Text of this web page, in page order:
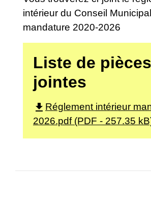
intérieur du Conseil
mandature 2020-2026
Liste de pièces
jointes
file_download Réglement intérieur
2026.pdf (PDF - 257.35